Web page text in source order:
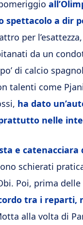
spettacolo a dir
per
da un
di calcio
talenti come
ha dato
nelle
e
schierati
Poi, prima
tra i reparti,
alla volta di